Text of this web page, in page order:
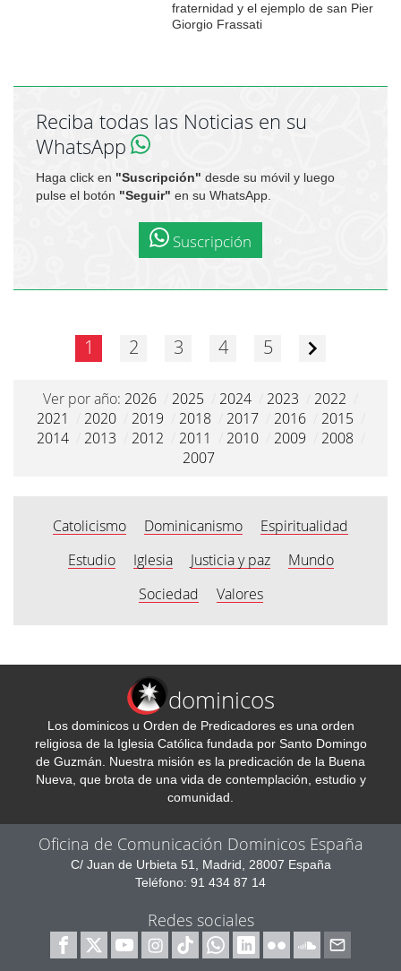
fraternidad y el ejemplo de san Pier
Giorgio Frassati
Reciba todas las Noticias en su
WhatsApp
Haga click en "Suscripción" desde su móvil y luego
pulse el botón "Seguir" en su WhatsApp.
Suscripción
1 2 3 4 5
Ver por año: 2026 2025 2024 2023 2022
2021
2020 2019 2018 2017 2016 2015
2014
2013 2012 2011 2010 2009 2008
2007
Catolicismo Dominicanismo
Espiritualidad
Estudio
Iglesia Justicia y paz
Mundo
Sociedad
Valores
dominicos
Los dominicos u Orden de Predicadores es una orden
religiosa de la Iglesia Católica fundada por Santo Domingo
de Guzmán. Nuestra misión es la predicación de la Buena
Nueva, que brota de una vida de contemplación, estudio y
comunidad.
Oficina de Comunicación Dominicos España
C/ Juan de Urbieta 51, Madrid, 28007 España
Teléfono: 91 434 87 14
Redes sociales